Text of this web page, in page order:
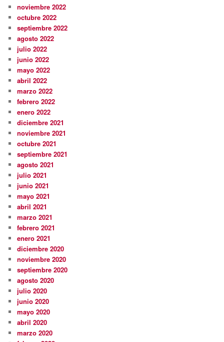
noviembre 2022
octubre 2022
septiembre 2022
agosto 2022
julio 2022
junio 2022
mayo 2022
abril 2022
marzo 2022
febrero 2022
enero 2022
diciembre 2021
noviembre 2021
octubre 2021
septiembre 2021
agosto 2021
julio 2021
junio 2021
mayo 2021
abril 2021
marzo 2021
febrero 2021
enero 2021
diciembre 2020
noviembre 2020
septiembre 2020
agosto 2020
julio 2020
junio 2020
mayo 2020
abril 2020
marzo 2020